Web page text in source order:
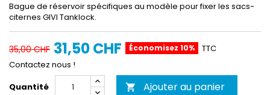
Bague de réservoir spécifiques au modèle pour fixer les sacs-
citernes GIVI Tanklock.
35,00 CHF 31,50 CHF Économisez 10%
TTC
Contactez nous !
Quantité
 Ajouter au panier